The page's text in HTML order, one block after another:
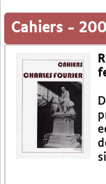
Cahiers -